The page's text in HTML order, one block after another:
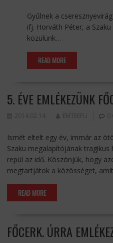
Gyűlnek a
ifj. Horváth Péter, a
közülünk…
READ MORE
5. ÉVE EMLÉKEZÜNK
2014.02.14. EMTEEFU 0
Ismét eltelt egy év, immár az
Szaku megalapítójának
repül az idő. Köszönjük, hogy
megtartjátok a közösséget,
READ MORE
FŐCERK. ÚRRA